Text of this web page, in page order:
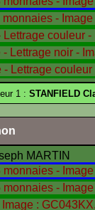
1 : STANFIELD
MARTIN